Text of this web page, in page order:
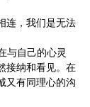
连，我们是无法
与自己的心灵
接纳和看见。在
又有同理心的沟